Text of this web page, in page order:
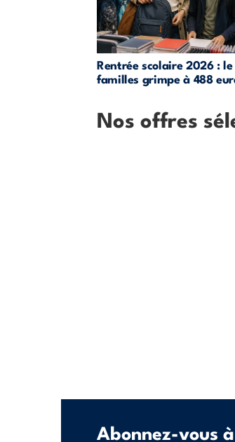
Rentrée scolaire 2026 :
familles grimpe à 488
Nos offres
Abonnez-vous